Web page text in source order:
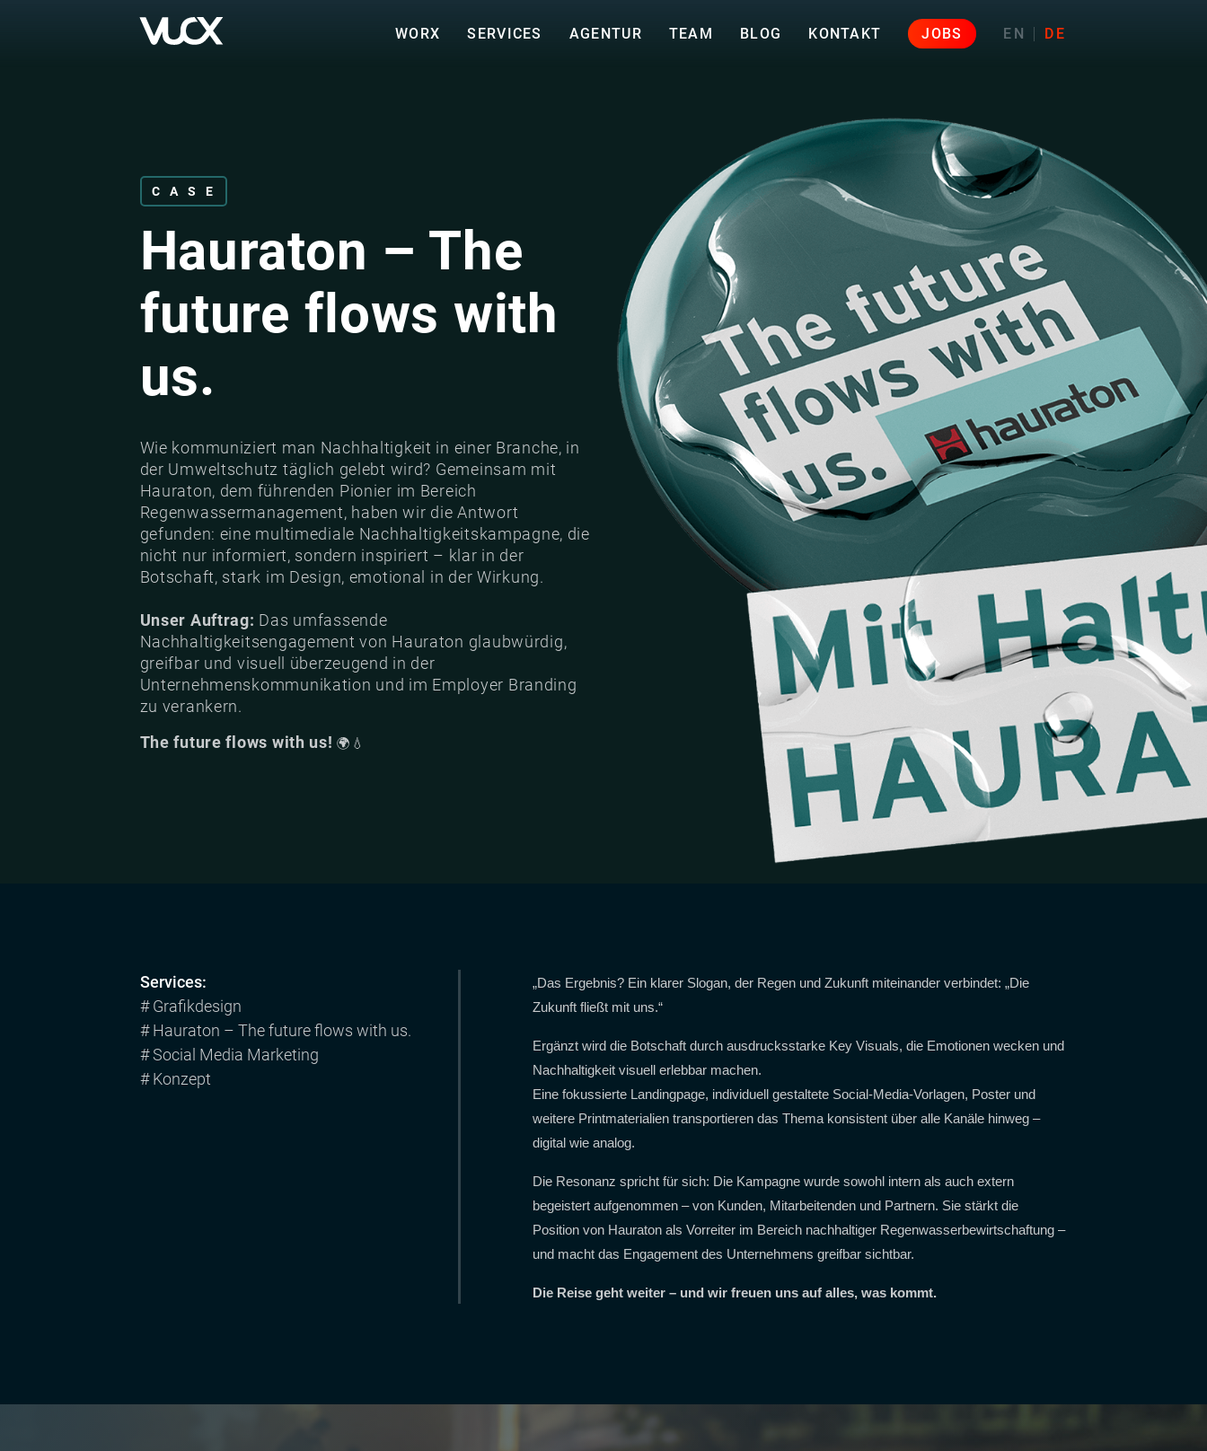
WORX SERVICES AGENTUR TEAM BLOG KONTAKT JOBS EN DE
CASE
Hauraton – The
future flows with
us.
Wie kommuniziert man Nachhaltigkeit in einer Branche, in
der Umweltschutz täglich gelebt wird? Gemeinsam mit
Hauraton, dem führenden Pionier im Bereich
Regenwassermanagement, haben wir die Antwort
gefunden: eine multimediale Nachhaltigkeitskampagne, die
nicht nur informiert, sondern inspiriert – klar in der
Botschaft, stark im Design, emotional in der Wirkung.
Unser Auftrag: Das umfassende
Nachhaltigkeitsengagement von Hauraton glaubwürdig,
greifbar und visuell überzeugend in der
Unternehmenskommunikation und im Employer Branding
zu verankern.
The future flows with us! 🌍💧
Services:
# Grafikdesign
# Hauraton – The future flows with us.
# Social Media Marketing
# Konzept
„Das Ergebnis? Ein klarer Slogan, der Regen und Zukunft miteinander verbindet: „Die
Zukunft fließt mit uns.“
Ergänzt wird die Botschaft durch ausdrucksstarke Key Visuals, die Emotionen wecken und
Nachhaltigkeit visuell erlebbar machen.
Eine fokussierte Landingpage, individuell gestaltete Social-Media-Vorlagen, Poster und
weitere Printmaterialien transportieren das Thema konsistent über alle Kanäle hinweg –
digital wie analog.
Die Resonanz spricht für sich: Die Kampagne wurde sowohl intern als auch extern
begeistert aufgenommen – von Kunden, Mitarbeitenden und Partnern. Sie stärkt die
Position von Hauraton als Vorreiter im Bereich nachhaltiger Regenwasserbewirtschaftung –
und macht das Engagement des Unternehmens greifbar sichtbar.
Die Reise geht weiter – und wir freuen uns auf alles, was kommt.